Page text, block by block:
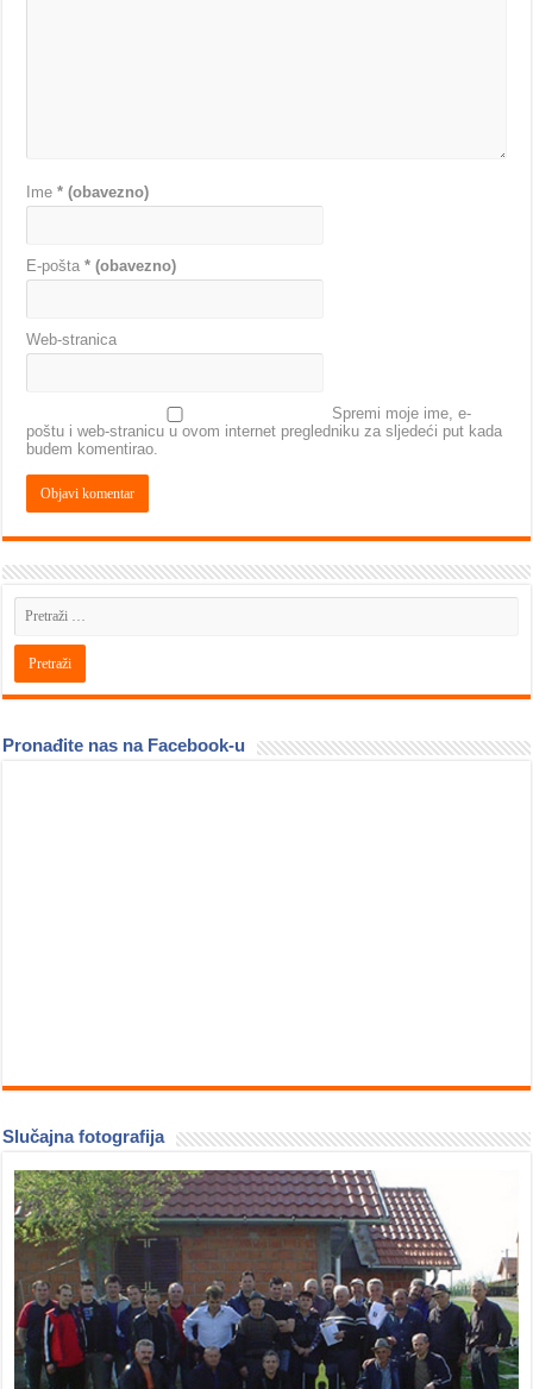
Ime* (obavezno)
E-pošta* (obavezno)
Web-stranica
Spremi moje ime, e-
poštu i web-stranicu u ovom internet pregledniku za sljedeći put kada
budem komentirao.
Pronađite nas na Facebook-u
Slučajna fotografija